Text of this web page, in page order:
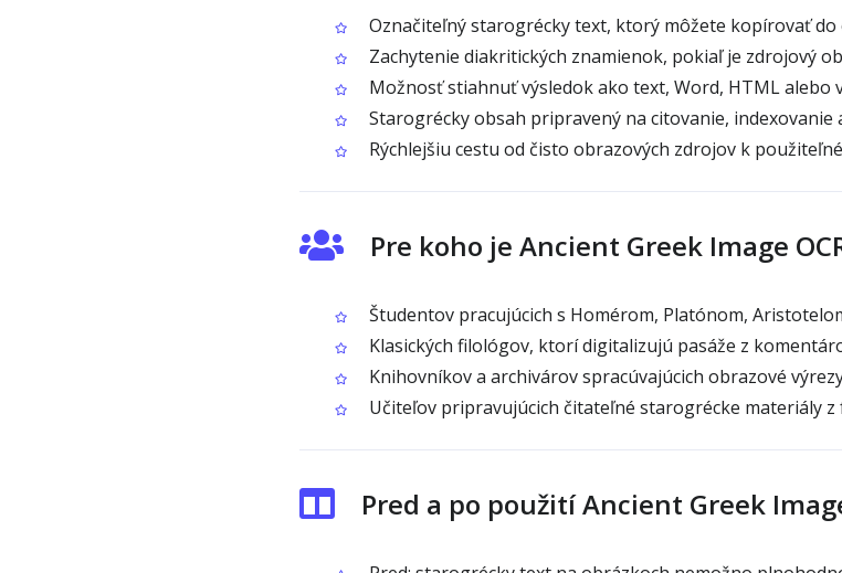
Označiteľný starogrécky text, ktorý môžete kopírovať
Zachytenie diakritických znamienok, pokiaľ je zdrojový
Možnosť stiahnuť výsledok ako text, Word, HTML alebo
Starogrécky obsah pripravený na citovanie,
Rýchlejšiu cestu od čisto obrazových zdrojov k
Pre koho je Ancient Greek Image
Študentov pracujúcich s Homérom, Platónom,
Klasických filológov, ktorí digitalizujú pasáže z
Knihovníkov a archivárov spracúvajúcich obrazové
Učiteľov pripravujúcich čitateľné starogrécke materiály
Pred a po použití Ancient Greek